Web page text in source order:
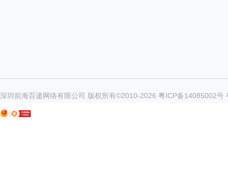
深圳前海百递网络有限公司 版权所有©2010-2026 粤ICP备14085002号